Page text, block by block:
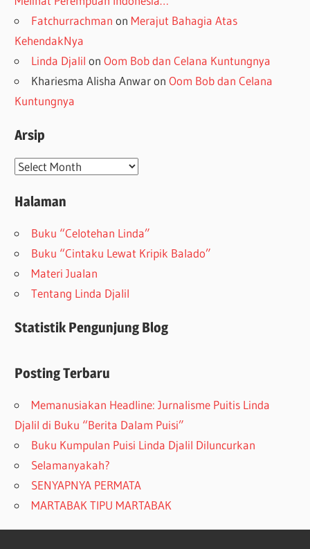
Fatchurrachman on Merajut Bahagia Atas
KehendakNya
Linda Djalil onOom Bob dan Celana Kuntungnya
Khariesma Alisha AnwaronOom Bob dan Celana
Kuntungnya
Arsip
Arsip
Halaman
Buku “Celotehan Linda”
Buku “Cintaku Lewat Kripik Balado”
Materi Jualan
Tentang Linda Djalil
Statistik Pengunjung Blog
Posting Terbaru
Memanusiakan Headline: Jurnalisme Puitis Linda
Djalil di Buku “Berita Dalam Puisi”
Buku Kumpulan Puisi Linda Djalil Diluncurkan
Selamanyakah?
SENYAPNYA PERMATA
MARTABAK TIPU MARTABAK